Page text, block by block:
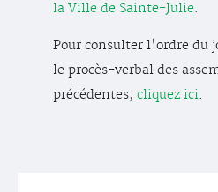
la Ville de Sainte-Julie.
Pour consulter l'ordre du
le procès-verbal des
précédentes, cliquez ici.